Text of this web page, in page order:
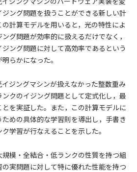
ング問題を扱うことができる新しい計
計算モデルを用いると，光の特性によ
グ問題が効率的に扱えるだけでなく，
ング問題に対して高効率であるという
らかになった。
ジングマシンが扱えなかった整数重み
クのイジング問題として定式化し，最
を実証した。また，この計算モデルに
めの具体的な学習則を導出し，手書き
学習が行なえることを示した。
模・全結合・低ランクの性質を持つ組
実問題に対して特に優れた性能を持つ